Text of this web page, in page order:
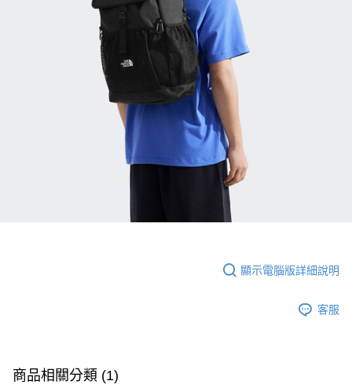
顯示電腦版詳細說明
客服
商品相關分類 (1)